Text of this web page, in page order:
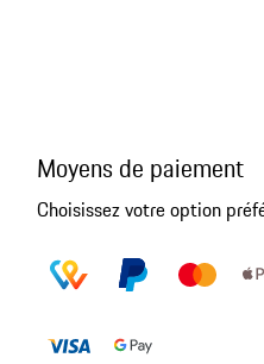
Moyens de paiement
Choisissez votre option